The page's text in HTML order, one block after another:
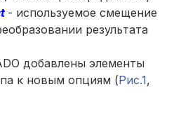
- используемое смещение
результата
добавлены элементы
к новым опциям (Рис.1,